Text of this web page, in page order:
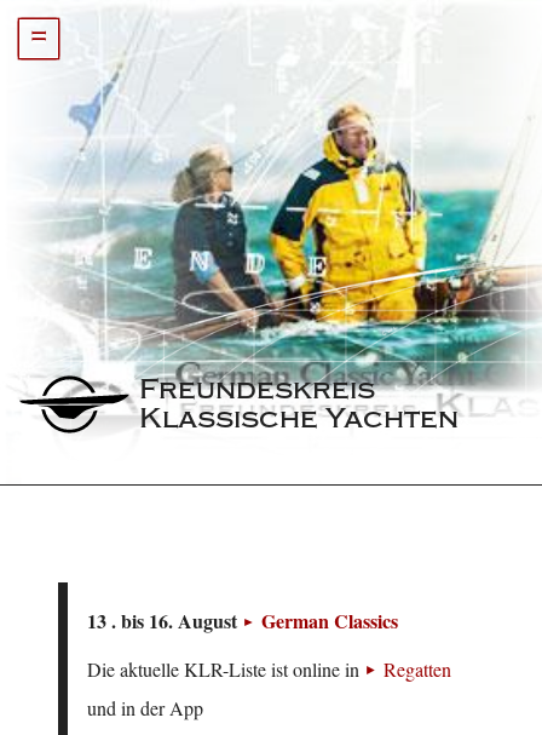
=
Freundeskreis
Klassische Yachten
13 . bis 16. August German Classics
Die aktuelle KLR-Liste ist online in
Regatten
und in der App